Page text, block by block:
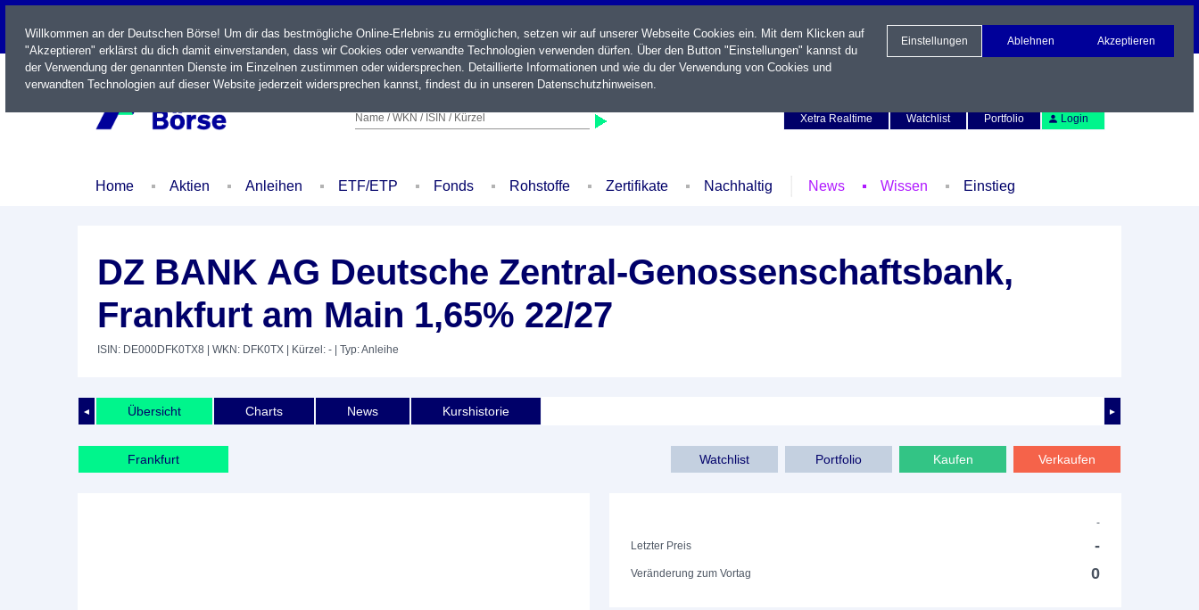
LIVE
Name / WKN / ISIN / Kürzel
Xetra Realtime
Watchlist Portfolio Login
Home Aktien Anleihen ETF/ETP Fonds Rohstoffe Zertifikate Nachhaltig News Wissen Einstieg
DZ BANK AG Deutsche Zentral-Genossenschaftsbank,
Frankfurt am Main 1,65% 22/27
ISIN: DE000DFK0TX8 | WKN: DFK0TX | Kürzel: - | Typ: Anleihe
◄ ►
Übersicht Charts News Kurshistorie
Frankfurt Verkaufen
Kaufen
Portfolio
Watchlist
-
Letzter Preis
-
Veränderung zum Vortag 0
Willkommen an der Deutschen Börse! Um dir das bestmögliche Online-Erlebnis zu ermöglichen, setzen wir auf unserer Webseite Cookies ein. Mit dem Klicken auf
"Akzeptieren" erklärst du dich damit einverstanden, dass wir Cookies oder verwandte Technologien verwenden dürfen. Über den Button "Einstellungen" kannst du
der Verwendung der genannten Dienste im Einzelnen zustimmen oder widersprechen. Detaillierte Informationen und wie du der Verwendung von Cookies und
verwandten Technologien auf dieser Website jederzeit widersprechen kannst, findest du in unseren Datenschutzhinweisen.
Einstellungen Ablehnen Akzeptieren